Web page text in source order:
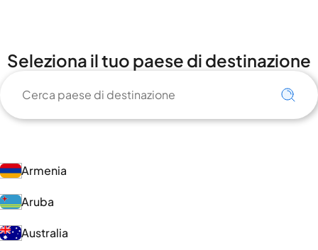
Seleziona il tuo paese di destinazione
Armenia
Aruba
Australia